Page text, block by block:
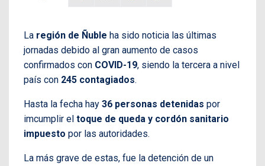
La región de Ñuble ha sido noticia las últimas
jornadas debido al gran aumento de casos
confirmados con COVID-19, siendo la tercera a nivel
país con 245 contagiados.
Hasta la fecha hay 36 personas detenidas por
imcumplir el toque de queda y cordón sanitario
impuesto por las autoridades.
La más grave de estas, fue la detención de un